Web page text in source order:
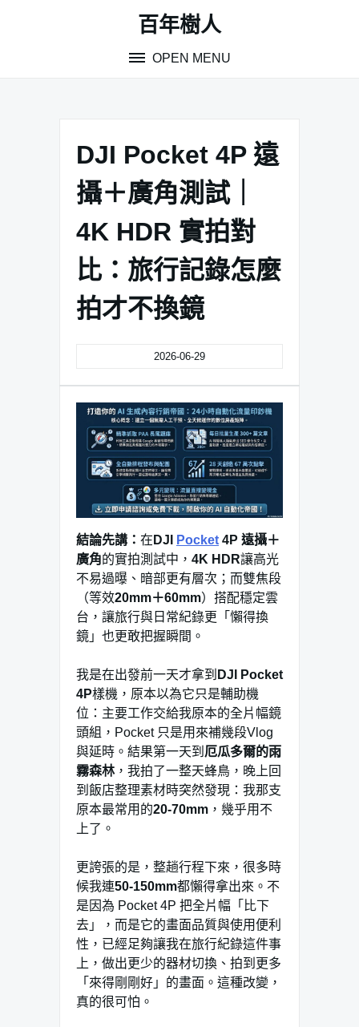
百年樹人
OPEN MENU
DJI Pocket 4P 遠
攝＋廣角測試｜
4K HDR 實拍對
比：旅行記錄怎麼
拍才不換鏡
2026-06-29
結論先講： 在 DJI Pocket 4P 遠攝＋
廣角的實拍測試中， 4K HDR讓高光
不易過曝、暗部更有層次；而雙焦段
（等效20mm＋60mm）搭配穩定雲
台，讓旅行與日常紀錄更「懶得換
鏡」也更敢把握瞬間。
我是在出發前一天才拿到 DJI Pocket
4P樣機，原本以為它只是輔助機
位：主要工作交給我原本的全片幅鏡
頭組，Pocket 只是用來補幾段Vlog
與延時。結果第一天到 厄瓜多爾的雨
霧森林，我拍了一整天蜂鳥，晚上回
到飯店整理素材時突然發現：我那支
原本最常用的20-70mm ，幾乎用不
上了。
更誇張的是，整趟行程下來，很多時
候我連50-150mm都懶得拿出來。不
是因為 Pocket 4P 把全片幅「比下
去」，而是它的畫面品質與使用便利
性，已經足夠讓我在旅行紀錄這件事
上，做出更少的器材切換、拍到更多
「來得剛剛好」的畫面。這種改變，
真的很可怕。